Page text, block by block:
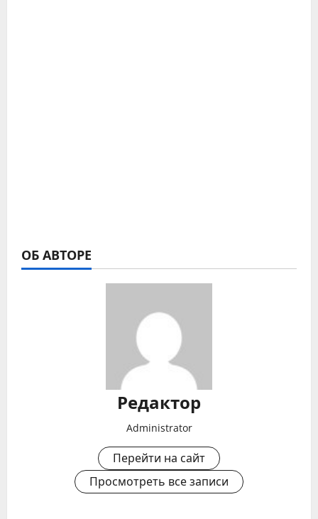
ОБ АВТОРЕ
Редактор
Administrator
Перейти на сайт
Просмотреть все записи